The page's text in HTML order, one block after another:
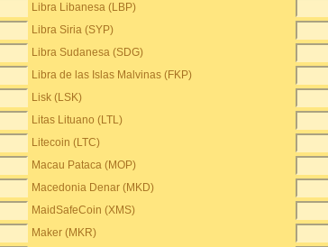
Libra Libanesa (LBP)
Libra Siria (SYP)
Libra Sudanesa (SDG)
Libra de las Islas Malvinas (FKP)
Lisk (LSK)
Litas Lituano (LTL)
Litecoin (LTC)
Macau Pataca (MOP)
Macedonia Denar (MKD)
MaidSafeCoin (XMS)
Maker (MKR)